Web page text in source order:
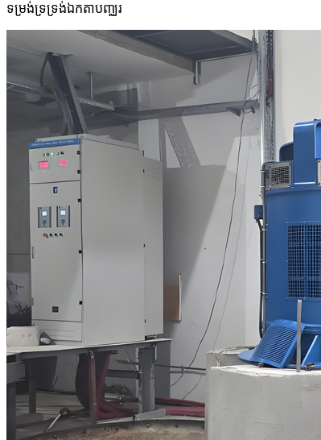
ទម្រង់ទ្រទ្រង់ឯកតាបញ្ឈរ